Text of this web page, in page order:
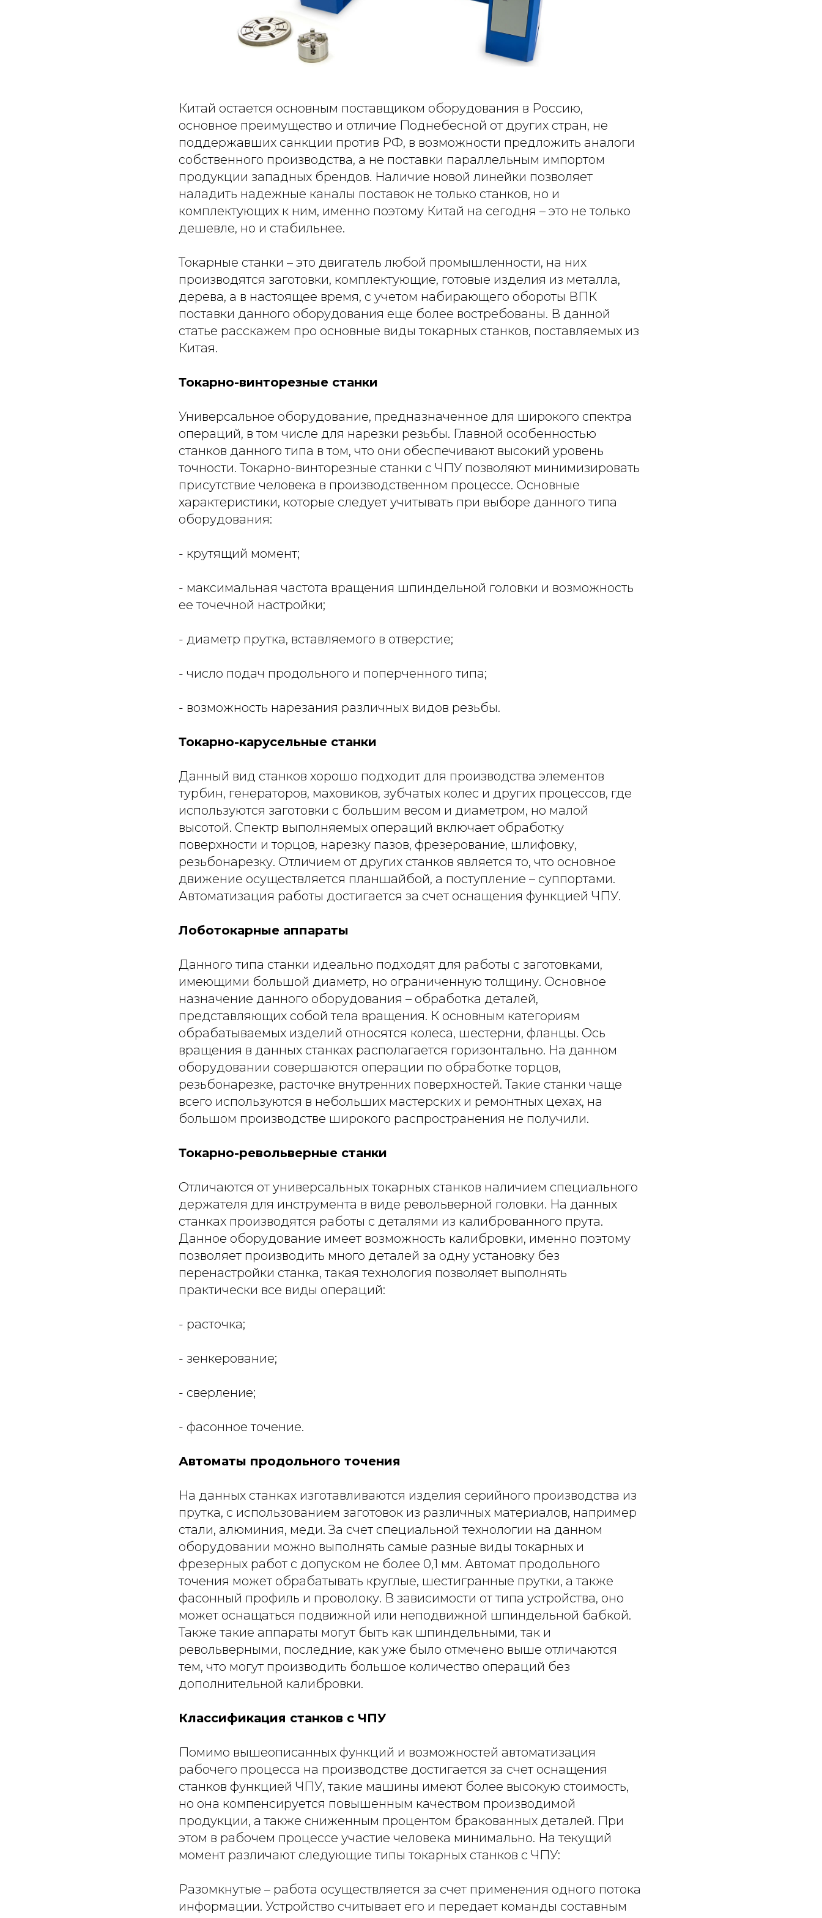
Китай остается основным поставщиком оборудования в Россию,
основное преимущество и отличие Поднебесной от других стран, не
поддержавших санкции против РФ, в возможности предложить аналоги
собственного производства, а не поставки параллельным импортом
продукции западных брендов. Наличие новой линейки позволяет
наладить надежные каналы поставок не только станков, но и
комплектующих к ним, именно поэтому Китай на сегодня – это не только
дешевле, но и стабильнее.
Токарные станки – это двигатель любой промышленности, на них
производятся заготовки, комплектующие, готовые изделия из металла,
дерева, а в настоящее время, с учетом набирающего обороты ВПК
поставки данного оборудования еще более востребованы. В данной
статье расскажем про основные виды токарных станков, поставляемых из
Китая.
Токарно-винторезные станки
Универсальное оборудование, предназначенное для широкого спектра
операций, в том числе для нарезки резьбы. Главной особенностью
станков данного типа в том, что они обеспечивают высокий уровень
точности. Токарно-винторезные станки с ЧПУ позволяют минимизировать
присутствие человека в производственном процессе. Основные
характеристики, которые следует учитывать при выборе данного типа
оборудования:
- крутящий момент;
- максимальная частота вращения шпиндельной головки и возможность
ее точечной настройки;
- диаметр прутка, вставляемого в отверстие;
- число подач продольного и поперченного типа;
- возможность нарезания различных видов резьбы.
Токарно-карусельные станки
Данный вид станков хорошо подходит для производства элементов
турбин, генераторов, маховиков, зубчатых колес и других процессов, где
используются заготовки с большим весом и диаметром, но малой
высотой. Спектр выполняемых операций включает обработку
поверхности и торцов, нарезку пазов, фрезерование, шлифовку,
резьбонарезку. Отличием от других станков является то, что основное
движение осуществляется планшайбой, а поступление – суппортами.
Автоматизация работы достигается за счет оснащения функцией ЧПУ.
Лоботокарные аппараты
Данного типа станки идеально подходят для работы с заготовками,
имеющими большой диаметр, но ограниченную толщину. Основное
назначение данного оборудования – обработка деталей,
представляющих собой тела вращения. К основным категориям
обрабатываемых изделий относятся колеса, шестерни, фланцы. Ось
вращения в данных станках располагается горизонтально. На данном
оборудовании совершаются операции по обработке торцов,
резьбонарезке, расточке внутренних поверхностей. Такие станки чаще
всего используются в небольших мастерских и ремонтных цехах, на
большом производстве широкого распространения не получили.
Токарно-револьверные станки
Отличаются от универсальных токарных станков наличием специального
держателя для инструмента в виде револьверной головки. На данных
станках производятся работы с деталями из калиброванного прута.
Данное оборудование имеет возможность калибровки, именно поэтому
позволяет производить много деталей за одну установку без
перенастройки станка, такая технология позволяет выполнять
практически все виды операций:
- расточка;
- зенкерование;
- сверление;
- фасонное точение.
Автоматы продольного точения
На данных станках изготавливаются изделия серийного производства из
прутка, с использованием заготовок из различных материалов, например
стали, алюминия, меди. За счет специальной технологии на данном
оборудовании можно выполнять самые разные виды токарных и
фрезерных работ с допуском не более 0,1 мм. Автомат продольного
точения может обрабатывать круглые, шестигранные прутки, а также
фасонный профиль и проволоку. В зависимости от типа устройства, оно
может оснащаться подвижной или неподвижной шпиндельной бабкой.
Также такие аппараты могут быть как шпиндельными, так и
револьверными, последние, как уже было отмечено выше отличаются
тем, что могут производить большое количество операций без
дополнительной калибровки.
Классификация станков с ЧПУ
Помимо вышеописанных функций и возможностей автоматизация
рабочего процесса на производстве достигается за счет оснащения
станков функцией ЧПУ, такие машины имеют более высокую стоимость,
но она компенсируется повышенным качеством производимой
продукции, а также сниженным процентом бракованных деталей. При
этом в рабочем процессе участие человека минимально. На текущий
момент различают следующие типы токарных станков с ЧПУ:
Разомкнутые – работа осуществляется за счет применения одного потока
информации. Устройство считывает его и передает команды составным